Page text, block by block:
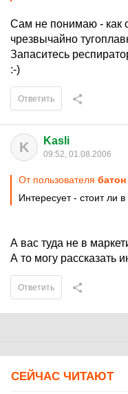
Сам не понимаю - как
чрезвычайно
Запаситесь
:-)
Ответить
K Kasli
09:52, 01.08.2006
От пользователя батон
Интересует - стоит ли
А вас туда не в
А то могу рассказать
Ответить
СЕЙЧАС ЧИТАЮТ